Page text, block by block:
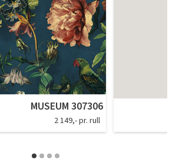
MUSEUM 307306
2 149,- pr. rull